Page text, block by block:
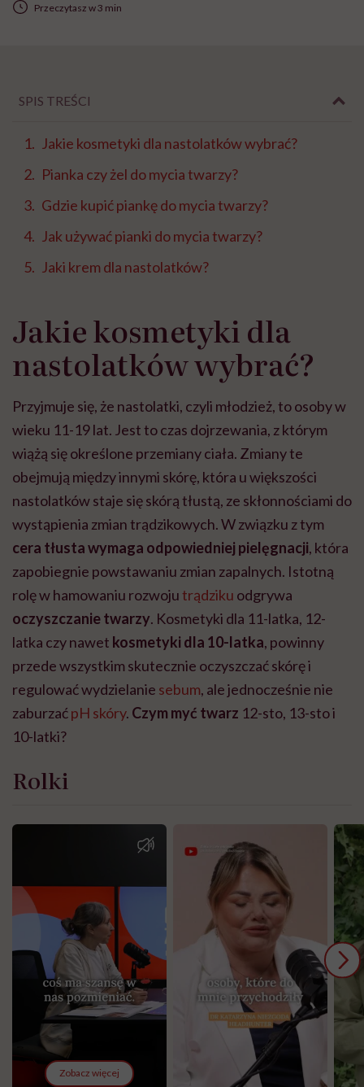
Przeczytasz w 3 min
SPIS TREŚCI
Jakie kosmetyki dla nastolatków wybrać?
Pianka czy żel do mycia twarzy?
Gdzie kupić piankę do mycia twarzy?
Jak używać pianki do mycia twarzy?
Jaki krem dla nastolatków?
Jakie kosmetyki dla
nastolatków wybrać?
Przyjmuje się, że nastolatki, czyli młodzież, to osoby w
wieku 11-19 lat. Jest to czas dojrzewania, z którym
wiążą się określone przemiany ciała. Zmiany te
obejmują między innymi skórę, która u większości
nastolatków staje się skórą tłustą, ze skłonnościami do
wystąpienia zmian trądzikowych. W związku z tym
cera tłusta wymaga odpowiedniej pielęgnacji, która
zapobiegnie powstawaniu zmian zapalnych. Istotną
rolę w hamowaniu rozwojutrądziku odgrywa
oczyszczanie twarzy. Kosmetyki dla 11-latka, 12-
latka czy nawet kosmetyki dla 10-latka, powinny
przede wszystkim skutecznie oczyszczać skórę i
regulować wydzielanie sebum, ale jednocześnie nie
zaburzaćpH skóry. Czym myć twarz 12-sto, 13-sto i
10-latki?
Rolki
Zobacz więcej